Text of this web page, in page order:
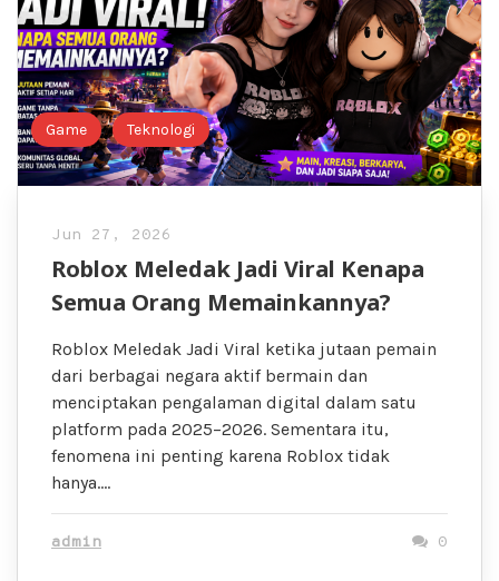
Game Teknologi
Jun 27, 2026
Roblox Meledak Jadi Viral Kenapa
Semua Orang Memainkannya?
Roblox Meledak Jadi Viral ketika jutaan pemain
dari berbagai negara aktif bermain dan
menciptakan pengalaman digital dalam satu
platform pada 2025–2026. Sementara itu,
fenomena ini penting karena Roblox tidak
hanya….
admin 0